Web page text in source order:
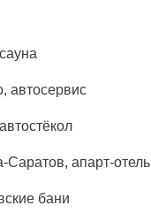
автосервис
Саратов, апарт-отель
бани